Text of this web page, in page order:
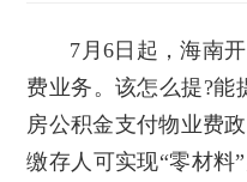
7月6日起，海南
费业务。该怎么提?能
房公积金支付物业费
缴存人可实现“零材料